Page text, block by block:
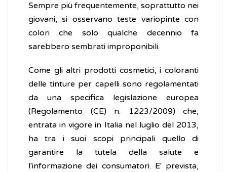
Sempre più frequentemente, soprattutto nei
giovani, si osservano teste variopinte con
colori che solo qualche decennio fa
sarebbero sembrati improponibili.
Come gli altri prodotti cosmetici, i coloranti
delle tinture per capelli sono regolamentati
da una specifica legislazione europea
(Regolamento (CE) n. 1223/2009) che,
entrata in vigore in Italia nel luglio del 2013,
ha tra i suoi scopi principali quello di
garantire la tutela della salute e
l'informazione dei consumatori. E' prevista,